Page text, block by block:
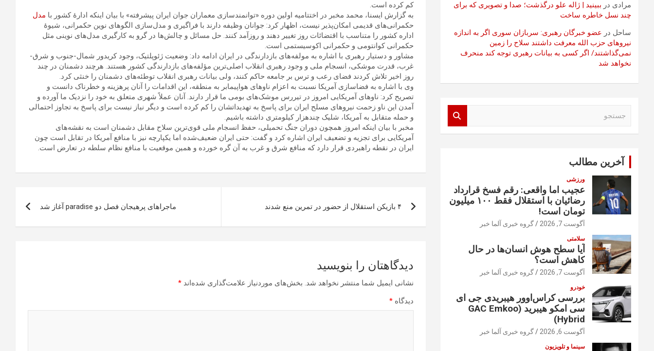
کم کرده است.
به گزارش ایسنا، محمد مخبر در اختتامیه اولین دوره «توانمندسازی معماران جوان ایران پیشرفته» با بیان اینکه ادارۀ کشور با مدل
حکمرانی‌های قدیمی امکان‌پذیر نیست، اظهار کرد: جوانان وظیفه دارند با فراگیری و مدل‌سازی الگوهای نوین حکمرانی، شیوۀ
اداره کشور را متناسب با اقتضائات روز تغییر دهند و روزآمد کنند. حل مسائل و چالش‌ها در گرو به کارگیری مدل‌های نوینی مثل
حکمرانی کوانتومی و حکمرانی اکوسیستمی است.
مشاور و دستیار رهبری با اشاره به مولفه‌های بازدارندگی در ایران ادامه داد: وضعیت ژئوپلتیک، وجود کریدور شمال-جنوب و شرق-
غرب، قدرت موشکی، انسجام ملی و وجود رهبری انقلاب اصلی‌ترین مؤلفه‌های بازدارندگی کشور هستند. هرچند دشمنان در چند
روز اخیر تلاش کردند فضای رعب و ترس بر جامعه حاکم کنند، ولی بیانات رهبری انقلاب توطئه‌های دشمنان را خنثی کرد.
وی با اشاره به فضاسازی‌ آمریکا نسبت به اعزام ناوهای هواپیمابر به منطقه، این اقدامات را آنان پرهزینه و خطرناک دانست و
تصریح کرد: ناوهای آمریکایی امروز در تیررس موشک‌های بومی ما قرار دارند. آنان عملاً شهری متعلق به خود را نزدیک ما آورده و
آمدن این ناو زحمت نیروهای مسلح ایران برای پاسخ به تهدیداتشان را کم کرده است و دیگر نیاز نیست برای پاسخ به تجاوز احتمالی
و حمله متقابل به آمریکا، شلیک چندهزار کیلومتری داشته باشیم.
مخبر با بیان اینکه امروز همچون دوران جنگ تحمیلی، حفظ انسجام ملی قوی‌ترین سلاح مقابل دشمنان است به نقشه‌های
آمریکایی برای تجزیه و تضعیف ایران اشاره کرد و گفت: حتی ایران ضعیف‌شده اما یکپارچه نیز با منافع آمریکا در تقابل است چون
ایران در نقطه راهبردی قرار دارد که منافع شرق و غرب به آن گره خورده و همین موقعیت با منافع نظام سلطه در تعارض است.
نوشته
۴ بازیکن استقلال از حضور در تمرین منع شدند ماجراهای پرهیجان فصل دو paradise آغاز شد
دیدگاهتان را بنویسید
نشانی ایمیل شما منتشر نخواهد شد. بخش‌های موردنیاز علامت‌گذاری شده‌اند *
دیدگاه *
مرادی در ببینید | ژاله علو درگذشت؛ صدا و تصویری که برای
چند نسل خاطره ساخت
ساحل در عضو خبرگان رهبری: سربازان سوری اگر به اندازه
نیروهای حزب الله معرفت داشتند سلاح را زمین
نمی‌گذاشتند/ اگر کسی به بیانات رهبری توجه کند منحرف
نخواهد شد
آخرین مطالب
ورزشی
عجیب اما واقعی: رقم فسخ قرارداد
رضائیان با استقلال فقط ۱۰۰ میلیون
تومان است!
آگوست 7, 2026 گروه خبری آلما خبر
سلامتی
آیا سطح هوش انسان‌ها در حال
کاهش است؟
آگوست 7, 2026 گروه خبری آلما خبر
خودرو
بررسی کراس‌اوور هیبریدی جی ای
سی امکو هیبرید (GAC Emkoo
Hybrid)
آگوست 6, 2026 گروه خبری آلما خبر
سینما و تلویزیون